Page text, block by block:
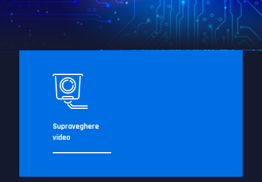
Supraveghere
video